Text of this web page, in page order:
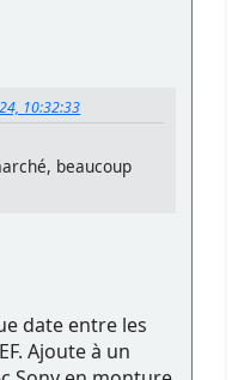
10:32:33
beaucoup
date entre les
Ajoute à un